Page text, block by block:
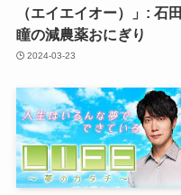
（エイエイオー）」: 石田
瞳の減農薬おにぎり
2024-03-23